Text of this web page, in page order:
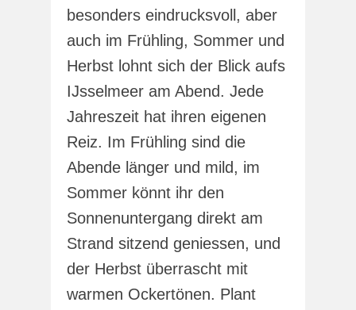
besonders eindrucksvoll, aber
auch im Frühling, Sommer und
Herbst lohnt sich der Blick aufs
IJsselmeer am Abend. Jede
Jahreszeit hat ihren eigenen
Reiz. Im Frühling sind die
Abende länger und mild, im
Sommer könnt ihr den
Sonnenuntergang direkt am
Strand sitzend geniessen, und
der Herbst überrascht mit
warmen Ockertönen. Plant